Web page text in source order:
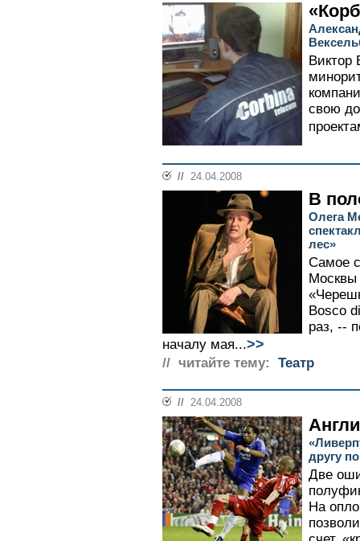
Виктор
свою
// 24.04.2008
В
Олега
лес»
Самое
Москвы
Bosco
раз, --
началу мая...>>
// читайте тему: Театр
// 24.04.2008
другу
Две
На